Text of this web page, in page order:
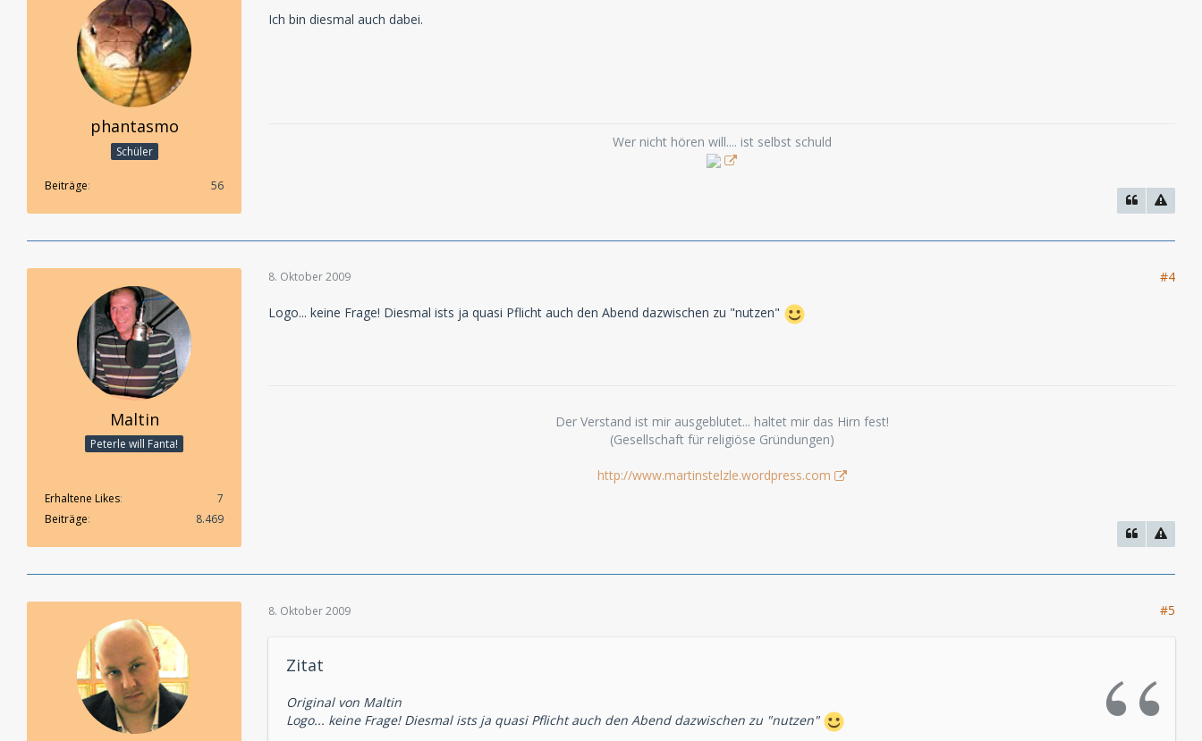
phantasmo
Schüler
Beiträge 56
Ich bin diesmal auch dabei.
Wer nicht hören will.... ist selbst schuld
Maltin
Peterle will Fanta!
Erhaltene Likes
7
Beiträge
8.469
8. Oktober 2009 #4
Logo... keine Frage! Diesmal ists ja quasi Pflicht auch den Abend dazwischen zu "nutzen"
Der Verstand ist mir ausgeblutet... haltet mir das Hirn fest!
(Gesellschaft für religiöse Gründungen)
http://www.martinstelzle.wordpress.com
8. Oktober 2009 #5
Zitat
Original von Maltin
Logo... keine Frage! Diesmal ists ja quasi Pflicht auch den Abend dazwischen zu "nutzen"